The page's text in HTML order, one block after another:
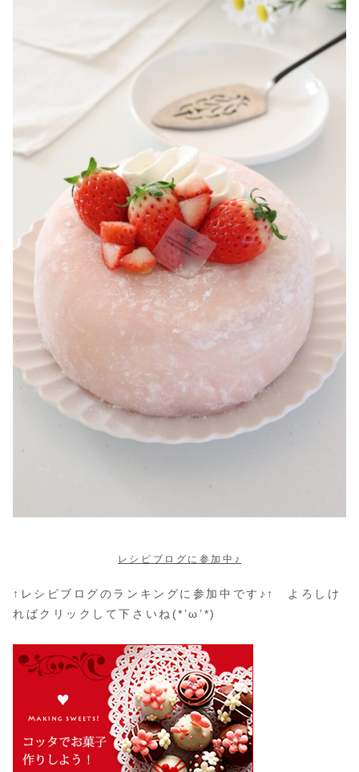
レシピブログに参加中♪
↑レシピブログのランキングに参加中です♪↑ よろしけ
ればクリックして下さいね(*’ω’*)